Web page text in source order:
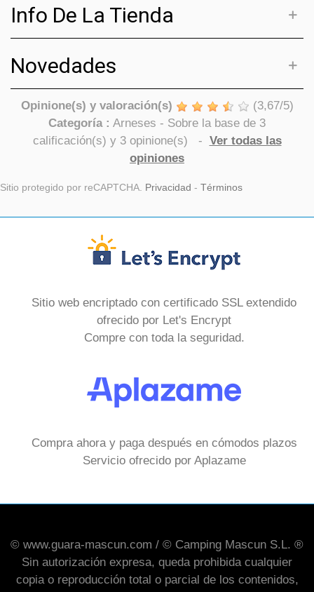
Info De La Tienda
Novedades
Opinione(s) y valoración(s) (3,67/5)
Categoría : Arneses - Sobre la base de 3
calificación(s) y 3opinione(s) - Ver todas las
opiniones
Sitio protegido por reCAPTCHA. Privacidad - Términos
Sitio web encriptado con certificado SSL extendido
ofrecido por Let's Encrypt
Compre con toda la seguridad.
Compra ahora y paga después en cómodos plazos
Servicio ofrecido por Aplazame
© www.guara-mascun.com / © Camping Mascun S.L. ®
Sin autorización expresa, queda prohibida cualquier
copia o reproducción total o parcial de los contenidos,